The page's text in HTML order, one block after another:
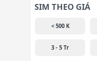
SIM THEO GIÁ
< 500 K
3 - 5 Tr